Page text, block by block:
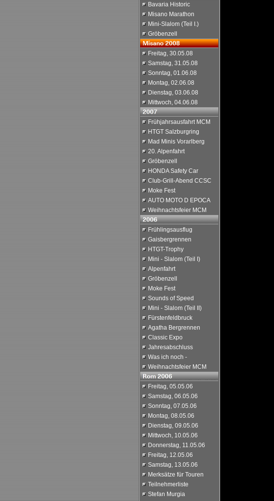
Bavaria Historic
Misano Marathon
Mini-Slalom (Teil I.)
Gröbenzell
Freitag, 30.05.08
Samstag, 31.05.08
Sonntag, 01.06.08
Montag, 02.06.08
Dienstag, 03.06.08
Mittwoch, 04.06.08
Frühjahrsausfahrt MCM
HTGT Salzburgring
Mad Minis Vorarlberg
20. Alpenfahrt
Gröbenzell
HONDA Safety Car
Club-Grill-Abend CCSC
Moke Fest
AUTO MOTO D EPOCA
Weihnachtsfeier MCM
Frühlingsausflug
Gaisbergrennen
HTGT-Trophy
Mini - Slalom (Teil I)
Alpenfahrt
Gröbenzell
Moke Fest
Sounds of Speed
Mini - Slalom (Teil II)
Fürstenfeldbruck
Agatha Bergrennen
Classic Expo
Jahresabschluss
Was ich noch -
Weihnachtsfeier MCM
Freitag, 05.05.06
Samstag, 06.05.06
Sonntag, 07.05.06
Montag, 08.05.06
Dienstag, 09.05.06
Mittwoch, 10.05.06
Donnerstag, 11.05.06
Freitag, 12.05.06
Samstag, 13.05.06
Merksätze für Touren
Teilnehmerliste
Stefan Murgia